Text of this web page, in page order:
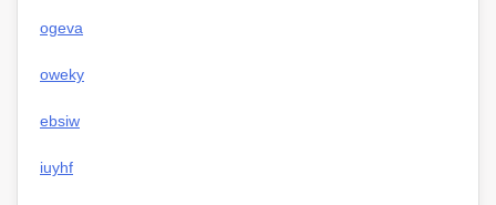
ogeva
oweky
ebsiw
iuyhf